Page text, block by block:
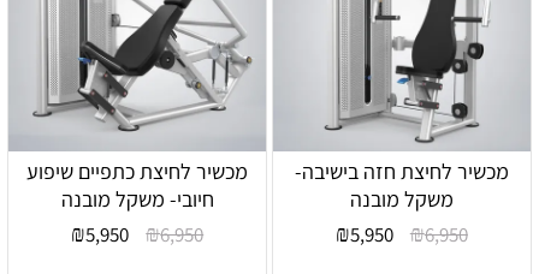
מכשיר לחיצת חזה בישיבה-
משקל מובנה
₪6,950
₪5,950
מכשיר לחיצת כתפיים שיפוע
חיובי- משקל מובנה
₪6,950
₪5,950